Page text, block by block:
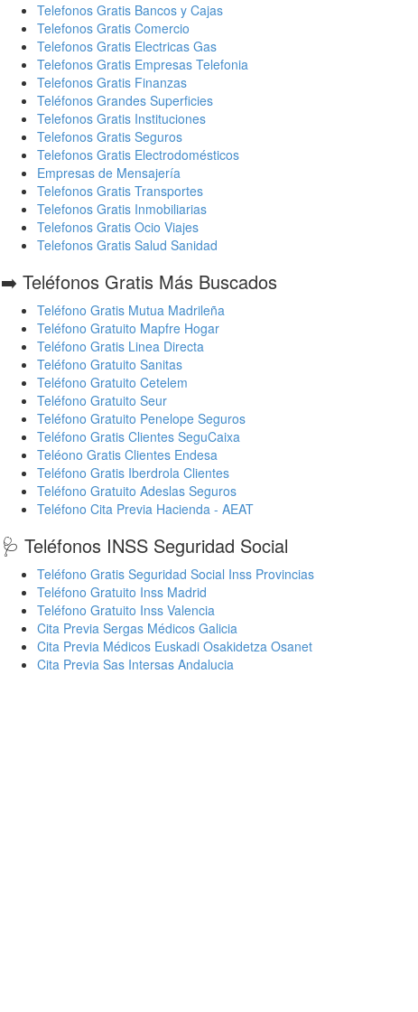
Telefonos Gratis Bancos y Cajas
Telefonos Gratis Comercio
Telefonos Gratis Electricas Gas
Telefonos Gratis Empresas Telefonia
Telefonos Gratis Finanzas
Teléfonos Grandes Superficies
Telefonos Gratis Instituciones
Telefonos Gratis Seguros
Telefonos Gratis Electrodomésticos
Empresas de Mensajería
Telefonos Gratis Transportes
Telefonos Gratis Inmobiliarias
Telefonos Gratis Ocio Viajes
Telefonos Gratis Salud Sanidad
➡️ Teléfonos Gratis Más Buscados
Teléfono Gratis Mutua Madrileña
Teléfono Gratuito Mapfre Hogar
Teléfono Gratis Linea Directa
Teléfono Gratuito Sanitas
Teléfono Gratuito Cetelem
Teléfono Gratuito Seur
Teléfono Gratuito Penelope Seguros
Teléfono Gratis Clientes SeguCaixa
Teléono Gratis Clientes Endesa
Teléfono Gratis Iberdrola Clientes
Teléfono Gratuito Adeslas Seguros
Teléfono Cita Previa Hacienda - AEAT
🩺 Teléfonos INSS Seguridad Social
Teléfono Gratis Seguridad Social Inss Provincias
Teléfono Gratuito Inss Madrid
Teléfono Gratuito Inss Valencia
Cita Previa Sergas Médicos Galicia
Cita Previa Médicos Euskadi Osakidetza Osanet
Cita Previa Sas Intersas Andalucia